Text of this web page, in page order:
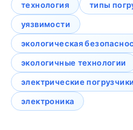
технология
типы
уязвимости
экологическая
экологичные технологии
электрические погрузчики
электроника